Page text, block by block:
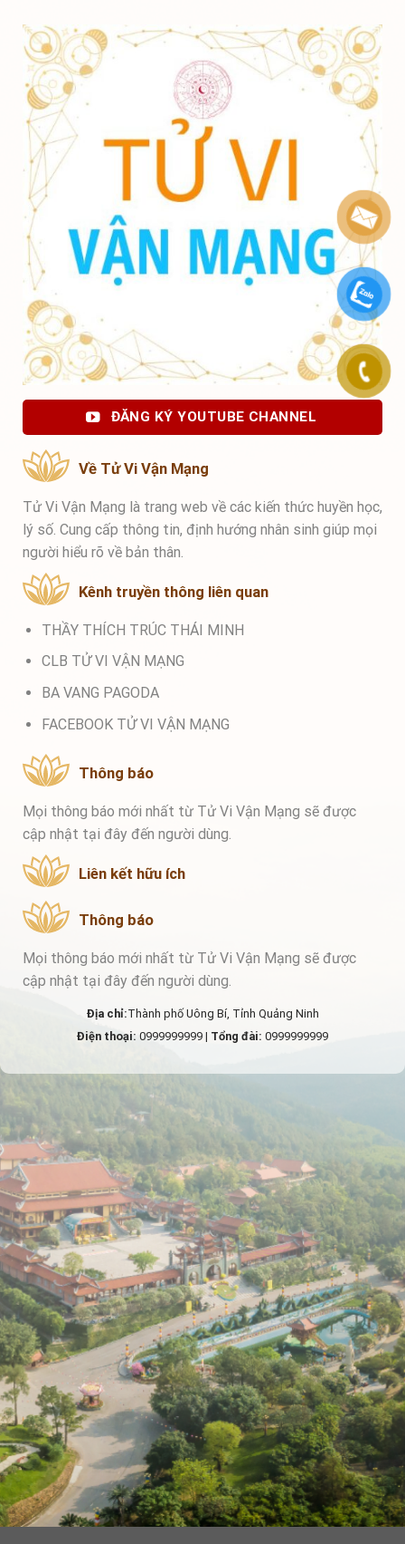
ĐĂNG KÝ YOUTUBE CHANNEL
Về Tử Vi Vận Mạng
Tử Vi Vận Mạng là trang web về các kiến thức huyền học,
lý số. Cung cấp thông tin, định hướng nhân sinh giúp mọi
người hiểu rõ về bản thân.
Kênh truyền thông liên quan
THẦY THÍCH TRÚC THÁI MINH
CLB TỬ VI VẬN MẠNG
BA VANG PAGODA
FACEBOOK TỬ VI VẬN MẠNG
Thông báo
Mọi thông báo mới nhất từ Tử Vi Vận Mạng sẽ được
cập nhật tại đây đến người dùng.
Liên kết hữu ích
Thông báo
Mọi thông báo mới nhất từ Tử Vi Vận Mạng sẽ được
cập nhật tại đây đến người dùng.
Địa chỉ:Thành phố Uông Bí, Tỉnh Quảng Ninh
Điện thoại: 0999999999 | Tổng đài: 0999999999